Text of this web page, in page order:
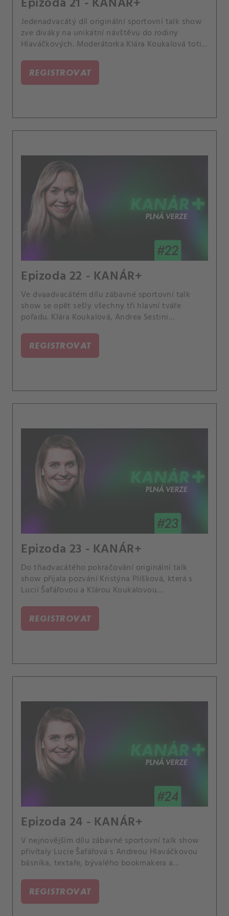
Jedenadvacátý díl originální sportovní talk show
zve diváky na unikátní návštěvu do rodiny
Hlaváčkových. Moderátorka Klára Koukalová totiž
vzpomínají na dětství, oprašují zábavné historky
či probírají falešnost v tenisovém zákulisí.
REGISTROVAT
Epizoda 22 - KANÁR+
Ve dvaadvacátém dílu zábavné sportovní talk
show se opět sešly všechny tři hlavní tváře
pořadu. Klára Koukalová, Andrea Sestini
dopingovou kauzu Markéty Vondroušové, české
triumfy na travnatých turnajích nebo dojmy
REGISTROVAT
Epizoda 23 - KANÁR+
Do třiadvacátého pokračování originální talk
show přijala pozvání Kristýna Plíšková, která s
Lucií Šafářovou a Klárou Koukalovou
juniorské soutěže, povídala si s nimi o comebacku
své sestry Karolíny nebo o soužití s fotbalovým
REGISTROVAT
Epizoda 24 - KANÁR+
V nejnovějším dílu zábavné sportovní talk show
přivítaly Lucie Šafářová s Andreou Hlaváčkovou
básníka, textaře, bývalého bookmakera a
Zaměřili se na epochální české finále
Wimbledonu, na jednu hostovu troufalou věštbu
nebo na okrajová dramata, která miluje.
REGISTROVAT